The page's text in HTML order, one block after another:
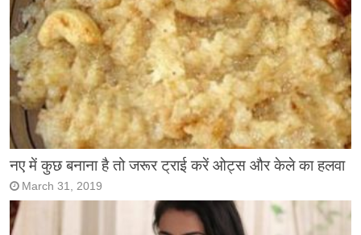
नए में कुछ बनाना है तो जरूर ट्राई करें ओट्स और केले का हलवा
March 31, 2019